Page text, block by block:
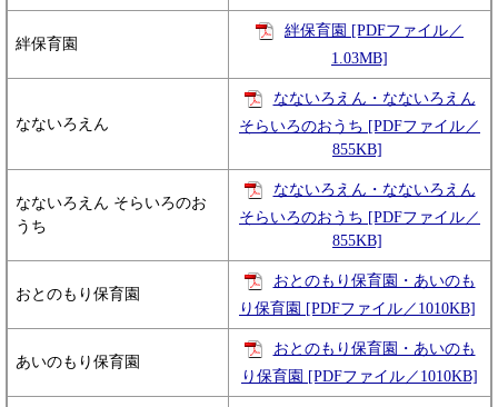
絆保育園
絆保育園 [PDFファイル／
1.03MB]
なないろえん
なないろえん・なないろえん
そらいろのおうち [PDFファイル／
855KB]
なないろえん そらいろのお
うち
なないろえん・なないろえん
そらいろのおうち [PDFファイル／
855KB]
おとのもり保育園
おとのもり保育園・あいのも
り保育園 [PDFファイル／1010KB]
あいのもり保育園
おとのもり保育園・あいのも
り保育園 [PDFファイル／1010KB]